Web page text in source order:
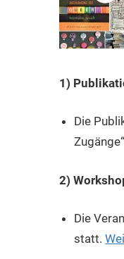
1)
Die
2)
Die
statt.